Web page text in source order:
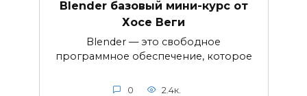
Blender базовый мини-курс от
Хосе Веги
Blender — это свободное
программное обеспечение, которое
0 2.4к.